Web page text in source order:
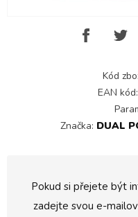
Kód
EAN kód:
Značka: DUAL
Pokud si přejete být
zadejte svou e-